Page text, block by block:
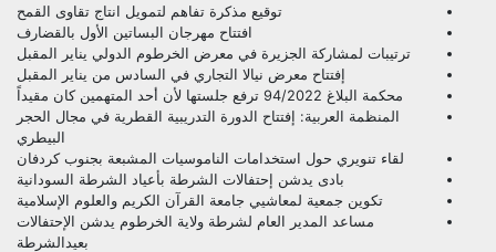
توقيع مذكرة تفاهم لتمويل انتاج تقاوى القمح
افتتاح مهرجان البساتين الأول بالقضارف
ترتيبات لمشاركة الجزيرة في معرض الخرطوم الدولي يناير المقبل
إفتتاح معرض نيالا التجاري في السادس من يناير المقبل
محكمة البلاغ 94/2022 ترفع جلستها لأن أحد المتهمين كان مقيداً
المنظمة العربية: إفتتاح الدورة التدريبية القطرية في مجال الحجر
البيطري
لقاء تنويري حول استخدامات الناموسيات المشبعة بجنوب كردفان
بادى يدشن إحتفالات الشرطة بأعياد الشرطة السودانية
تكوين جمعية لمعاشيي جامعة القرآن الكريم والعلوم الإسلامية
مساعد المدير العام لشرطة ولاية الخرطوم يدشن الإحتفالات
بعيدالشرطة